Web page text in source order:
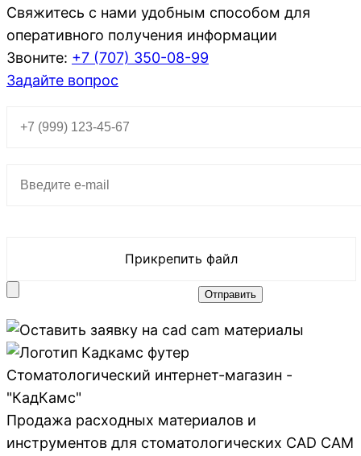
Свяжитесь с нами удобным способом для
оперативного получения информации
Звоните: +7 (707) 350-08-99
Задайте вопрос
Прикрепить файл
Стоматологический интернет-магазин -
"КадКамс"
Продажа расходных материалов и
инструментов для стоматологических CAD CAM